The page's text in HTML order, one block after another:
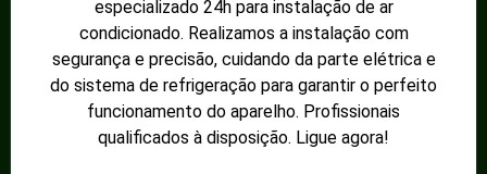
especializado 24h para instalação de ar
condicionado. Realizamos a instalação com
segurança e precisão, cuidando da parte elétrica e
do sistema de refrigeração para garantir o perfeito
funcionamento do aparelho. Profissionais
qualificados à disposição. Ligue agora!